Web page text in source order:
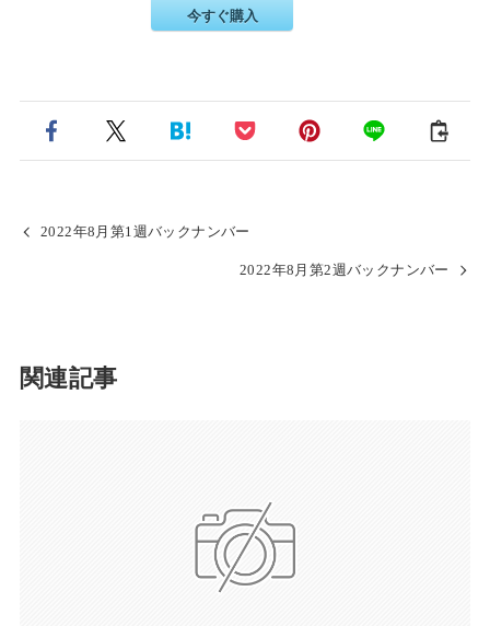
今すぐ購入
2022年8月第1週バックナンバー
2022年8月第2週バックナンバー
関連記事